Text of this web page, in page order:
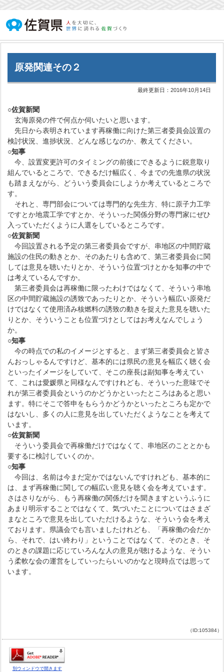
原発関連その２
最終更新日：2016年10月14日
○佐賀新聞
玄海原発の件で何点か伺いたいと思います。
先日から表明されています再稼働に向けた第三者委員会設置の
検討状況、進捗状況、どんな感じなのか、教えてください。
○知事
今、設置変更許可のタイミングの前後にできるように鋭意取り
組んでいるところで、できるだけ幅広く、今までの先進県の状況
も踏まえながら、どういう委員会にしようか考えているところで
す。
それと、専門部会については専門的な先生方、特に原子力工学
ですとか地震工学ですとか、そういった関係分野の専門家にぜひ
入っていただくように人選をしているところです。
○佐賀新聞
今回設置される予定の第三者委員会ですが、串地区の中間貯蔵
施設の住民の動きとか、そのあたりも含めて、第三者委員会に関
しては意見を聴いたりとか、そういう位置づけとかを知事の中で
は考えているんですか。
第三者委員会は再稼働に限ったわけではなくて、そういう串地
区の中間貯蔵施設の誘致であったりとか、そういう幅広い原発だ
けではなくて使用済み核燃料の誘致の動きを捉えた意見を聴いた
りとか、そういうことも位置づけとしてはお考えなんでしょう
か。
○知事
今の時点での私のイメージとすると、まず第三者委員会と皆さ
んおっしゃるんですけど、基本的には県民の意見を幅広く聴く会
といったイメージをしていて、そこの座長は副知事を考えてい
て、これは愛媛県と同様なんですけれども、そういった意味でそ
れが第三者委員会というのかどうかといったところはあると思い
ます。特にそこで答申をもらうかどうかといったところも定かで
はないし、多くの人に意見を出していただくようなことを考えて
います。
○佐賀新聞
そういう委員会で再稼働だけではなくて、串地区のこととかも
要するに検討していくのか。
○知事
今回は、名前は今まだ定かではないんですけれども、基本的に
は、まず再稼働に関しての幅広い意見を聴く会を考えています。
さはさりながら、もう再稼働の関係だけを聞きますというふうに
あまり明示することではなくて、気づいたことについてはさまざ
まなところで意見を出していただけるような、そういう会を考え
ております。県議会でも言いましたけれども、「再稼働の会だか
ら、それで、はい終わり」ということではなくて、そのとき、そ
のときの課題に応じていろんな人の意見が聴けるような、そうい
う柔軟な会の運営をしていったらいいのかなと現時点では思って
います。
（ID:105384）
別ウィンドウで開きます